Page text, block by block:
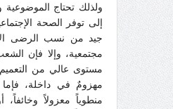
ولذلك تحتاج الموضوعية
إلى توفر الصحة
جيد من نسب الرضى
مجتمعية، وإلا فإن
مستوى عالي من
مهزومٌ في داخلة،
منطوياً معزولاً